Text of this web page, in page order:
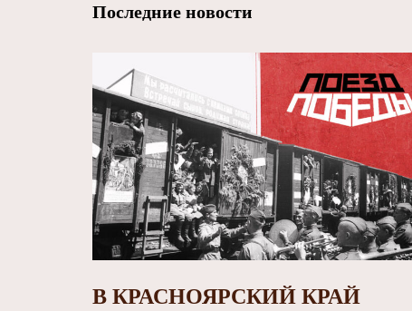
Последние новости
В КРАСНОЯРСКИЙ КРАЙ